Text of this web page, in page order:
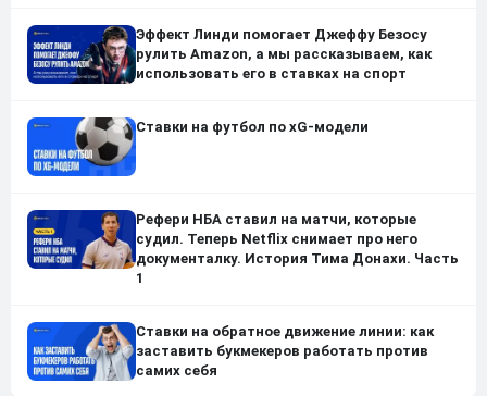
Эффект Линди помогает Джеффу Безосу
рулить Amazon, а мы рассказываем, как
использовать его в ставках на спорт
Ставки на футбол по xG-модели
Рефери НБА ставил на матчи, которые
судил. Теперь Netflix снимает про него
документалку. История Тима Донахи. Часть
1
Ставки на обратное движение линии: как
заставить букмекеров работать против
самих себя